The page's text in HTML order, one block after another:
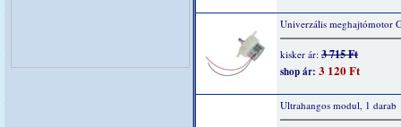
Univerzális meghajtómotor
kisker ár: 3 715 Ft
shop ár: 3 120 Ft
Ultrahangos modul, 1 darab